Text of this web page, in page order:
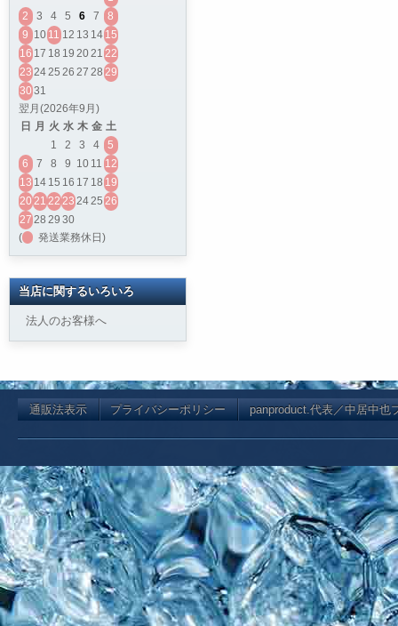
2
3 4 5 6 7
8
9 10 11 12 13 14 15
16 17 18 19 2021 22
23 2425 26 27 28 29
30 31
翌月(2026年9月)
日
月 火 水 木 金 土
1
2 3 4
5
6
7 8 9 10 11 12
13 14 15 16 17 18 19
20 21 22 23 2425 26
27 28 29 30
(
発送業務休日)
当店に関するいろいろ
法人のお客様へ
通販法表示 プライバシーポリシー panproduct.代表／中居中也